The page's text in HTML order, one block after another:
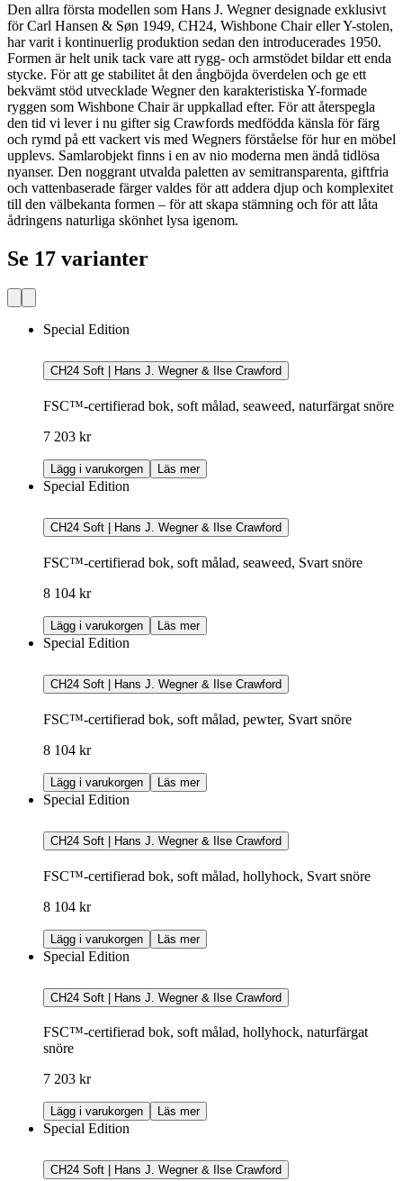
Den allra första modellen som Hans J. Wegner designade exklusivt
för Carl Hansen & Søn 1949, CH24, Wishbone Chair eller Y-stolen,
har varit i kontinuerlig produktion sedan den introducerades 1950.
Formen är helt unik tack vare att rygg- och armstödet bildar ett enda
stycke. För att ge stabilitet åt den ångböjda överdelen och ge ett
bekvämt stöd utvecklade Wegner den karakteristiska Y-formade
ryggen som Wishbone Chair är uppkallad efter. För att återspegla
den tid vi lever i nu gifter sig Crawfords medfödda känsla för färg
och rymd på ett vackert vis med Wegners förståelse för hur en möbel
upplevs. Samlarobjekt finns i en av nio moderna men ändå tidlösa
nyanser. Den noggrant utvalda paletten av semitransparenta, giftfria
och vattenbaserade färger valdes för att addera djup och komplexitet
till den välbekanta formen – för att skapa stämning och för att låta
ådringens naturliga skönhet lysa igenom.
Se 17 varianter
Special Edition
CH24 Soft | Hans J. Wegner & Ilse Crawford
FSC™-certifierad bok, soft målad, seaweed, naturfärgat snöre
7 203 kr
Lägg i varukorgen Läs mer
Special Edition
CH24 Soft | Hans J. Wegner & Ilse Crawford
FSC™-certifierad bok, soft målad, seaweed, Svart snöre
8 104 kr
Lägg i varukorgen Läs mer
Special Edition
CH24 Soft | Hans J. Wegner & Ilse Crawford
FSC™-certifierad bok, soft målad, pewter, Svart snöre
8 104 kr
Lägg i varukorgen Läs mer
Special Edition
CH24 Soft | Hans J. Wegner & Ilse Crawford
FSC™-certifierad bok, soft målad, hollyhock, Svart snöre
8 104 kr
Lägg i varukorgen Läs mer
Special Edition
CH24 Soft | Hans J. Wegner & Ilse Crawford
FSC™-certifierad bok, soft målad, hollyhock, naturfärgat
snöre
7 203 kr
Lägg i varukorgen Läs mer
Special Edition
CH24 Soft | Hans J. Wegner & Ilse Crawford